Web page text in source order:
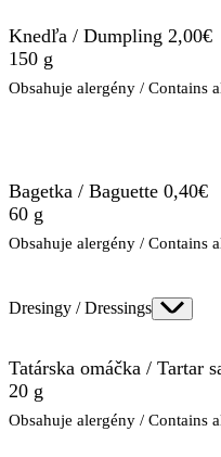
Knedľa / Dumpling 2,00€
150 g
Obsahuje alergény / Contains
Bagetka / Baguette 0,40€
60 g
Obsahuje alergény / Contains
Dresingy / Dressings
Tatárska omáčka / Tartar
20 g
Obsahuje alergény / Contains